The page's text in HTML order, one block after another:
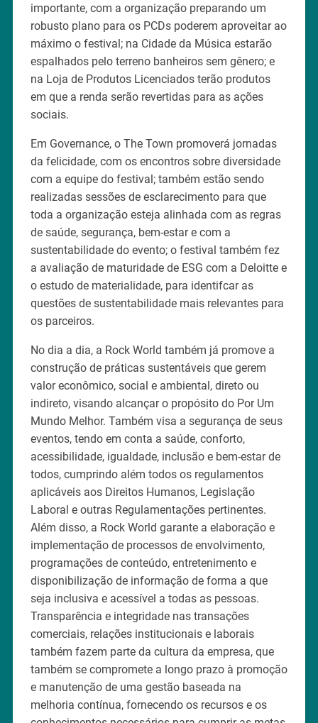
importante, com a organização preparando um
robusto plano para os PCDs poderem aproveitar ao
máximo o festival; na Cidade da Música estarão
espalhados pelo terreno banheiros sem gênero; e
na Loja de Produtos Licenciados terão produtos
em que a renda serão revertidas para as ações
sociais.
Em Governance, o The Town promoverá jornadas
da felicidade, com os encontros sobre diversidade
com a equipe do festival; também estão sendo
realizadas sessões de esclarecimento para que
toda a organização esteja alinhada com as regras
de saúde, segurança, bem-estar e com a
sustentabilidade do evento; o festival também fez
a avaliação de maturidade de ESG com a Deloitte e
o estudo de materialidade, para identifcar as
questões de sustentabilidade mais relevantes para
os parceiros.
No dia a dia, a Rock World também já promove a
construção de práticas sustentáveis que gerem
valor econômico, social e ambiental, direto ou
indireto, visando alcançar o propósito do Por Um
Mundo Melhor. Também visa a segurança de seus
eventos, tendo em conta a saúde, conforto,
acessibilidade, igualdade, inclusão e bem-estar de
todos, cumprindo além todos os regulamentos
aplicáveis aos Direitos Humanos, Legislação
Laboral e outras Regulamentações pertinentes.
Além disso, a Rock World garante a elaboração e
implementação de processos de envolvimento,
programações de conteúdo, entretenimento e
disponibilização de informação de forma a que
seja inclusiva e acessível a todas as pessoas.
Transparência e integridade nas transações
comerciais, relações institucionais e laborais
também fazem parte da cultura da empresa, que
também se compromete a longo prazo à promoção
e manutenção de uma gestão baseada na
melhoria contínua, fornecendo os recursos e os